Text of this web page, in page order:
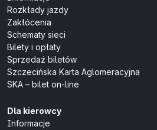
Rozkłady jazdy
Zakłócenia
Schematy sieci
Bilety i opłaty
Sprzedaż biletów
Szczecińska Karta Aglomeracyjna
SKA – bilet on-line
Dla kierowcy
Informacje